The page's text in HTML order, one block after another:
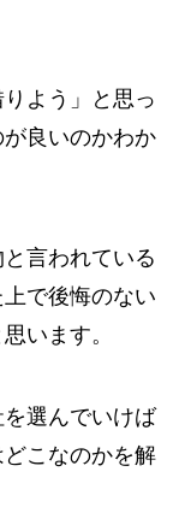
よう」と思っ
良いのかわか
言われている
で後悔のない
います。
選んでいけば
こなのかを解